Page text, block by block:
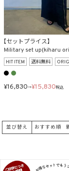
【セットプライス】
Military set up(kiharu
HIT ITEM 送料無料
¥16,830→¥15,830税込
並び替え おすすめ順